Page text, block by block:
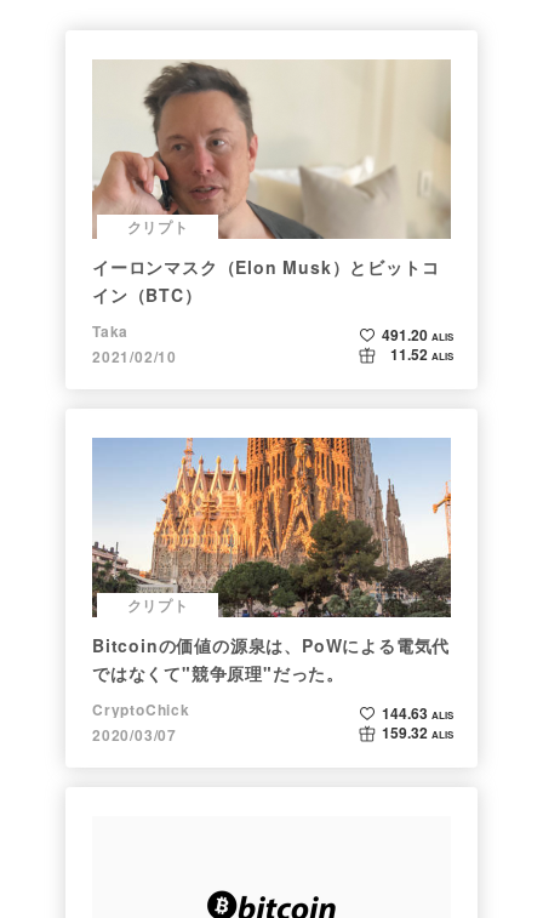
クリプト
イーロンマスク（Elon Musk）とビットコ
イン（BTC）
Taka
2021/02/10
491.20 ALIS
11.52 ALIS
クリプト
Bitcoinの価値の源泉は、PoWによる電気代
ではなくて"競争原理"だった。
CryptoChick
2020/03/07
144.63 ALIS
159.32 ALIS